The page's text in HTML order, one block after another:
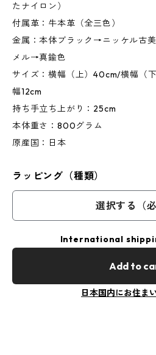
たナイロン）
付属革：牛本革（全三色）
金属：本体ブラック→ニッケル古
メル→真鍮色
サイズ：横幅（上）40cm/横幅（
幅12cm
持ち手立ち上がり：25cm
本体重さ：800グラム
原産国：日本
ラッピング（種類）
選択する（必
International
Add to
日本国内にお住ま